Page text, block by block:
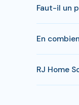
charge
Faut-il un
peuvent
En
ans, soit
RJ Home